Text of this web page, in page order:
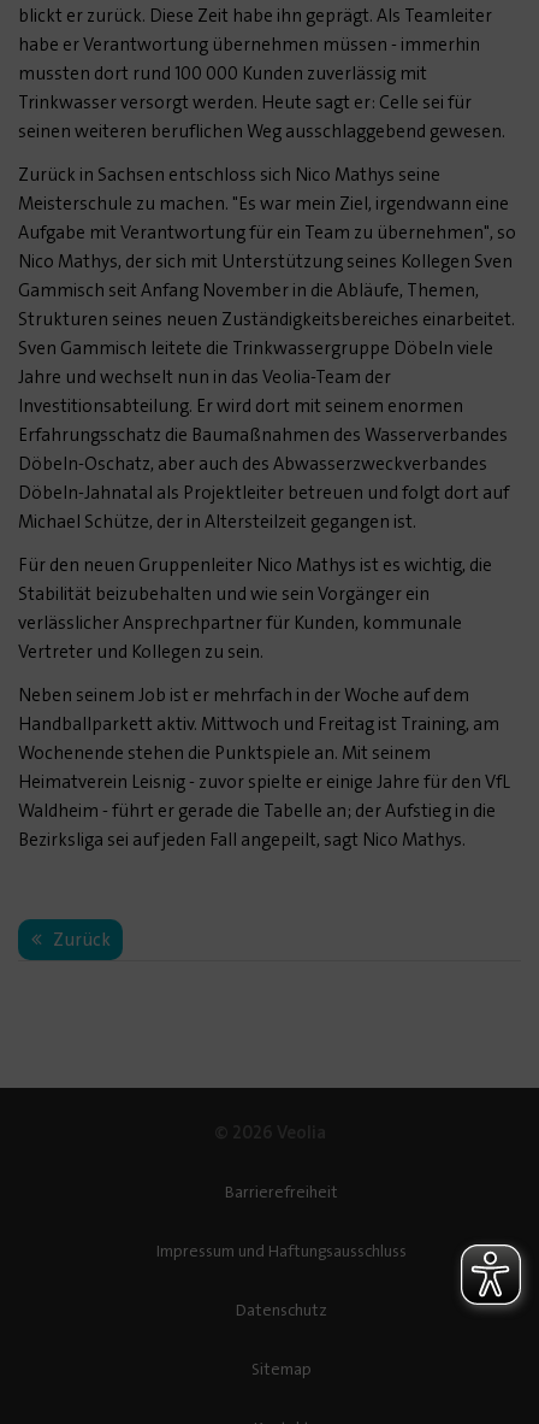
blickt er zurück. Diese Zeit habe ihn geprägt. Als Teamleiter
habe er Verantwortung übernehmen müssen - immerhin
mussten dort rund 100 000 Kunden zuverlässig mit
Trinkwasser versorgt werden. Heute sagt er: Celle sei für
seinen weiteren beruflichen Weg ausschlaggebend gewesen.
Zurück in Sachsen entschloss sich Nico Mathys seine
Meisterschule zu machen. "Es war mein Ziel, irgendwann eine
Aufgabe mit Verantwortung für ein Team zu übernehmen", so
Nico Mathys, der sich mit Unterstützung seines Kollegen Sven
Gammisch seit Anfang November in die Abläufe, Themen,
Strukturen seines neuen Zuständigkeitsbereiches einarbeitet.
Sven Gammisch leitete die Trinkwassergruppe Döbeln viele
Jahre und wechselt nun in das Veolia-Team der
Investitionsabteilung. Er wird dort mit seinem enormen
Erfahrungsschatz die Baumaßnahmen des Wasserverbandes
Döbeln-Oschatz, aber auch des Abwasserzweckverbandes
Döbeln-Jahnatal als Projektleiter betreuen und folgt dort auf
Michael Schütze, der in Altersteilzeit gegangen ist.
Für den neuen Gruppenleiter Nico Mathys ist es wichtig, die
Stabilität beizubehalten und wie sein Vorgänger ein
verlässlicher Ansprechpartner für Kunden, kommunale
Vertreter und Kollegen zu sein.
Neben seinem Job ist er mehrfach in der Woche auf dem
Handballparkett aktiv. Mittwoch und Freitag ist Training, am
Wochenende stehen die Punktspiele an. Mit seinem
Heimatverein Leisnig - zuvor spielte er einige Jahre für den VfL
Waldheim - führt er gerade die Tabelle an; der Aufstieg in die
Bezirksliga sei auf jeden Fall angepeilt, sagt Nico Mathys.
Zurück
Barrierefreiheit
Impressum und Haftungsausschluss
Datenschutz
Sitemap